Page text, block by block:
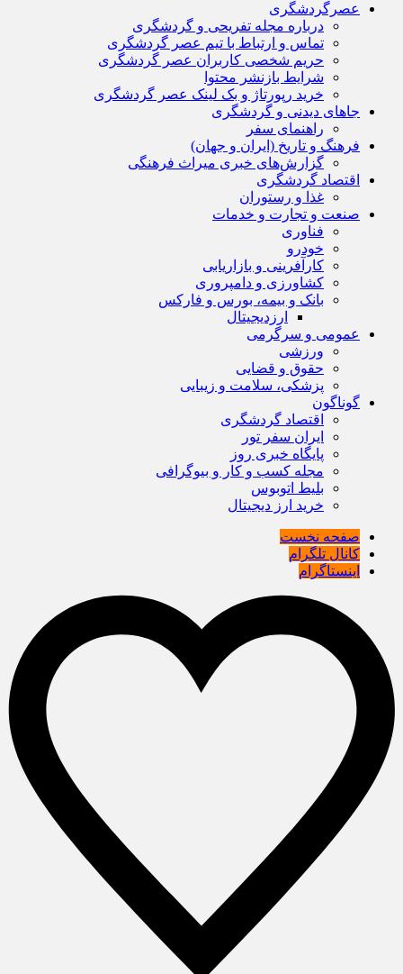
عصرگردشگری
درباره مجله تفریحی و گردشگری
تماس و ارتباط با تیم عصر گردشگری
حریم شخصی کاربران عصر گردشگری
شرایط بازنشر محتوا
خرید رپورتاژ و بک لینک عصر گردشگری
جاهای دیدنی و گردشگری
راهنمای سفر
فرهنگ و تاریخ (ایران و جهان)
گزارش‌های خبری میراث فرهنگی
اقتصاد گردشگری
غذا و رستوران
صنعت و تجارت و خدمات
فناوری
خودرو
کارآفرینی و بازاریابی
کشاورزی و دامپروری
بانک و بیمه، بورس و فارکس
ارزدیجیتال
عمومی و سرگرمی
ورزشی
حقوق و قضایی
پزشکی، سلامت و زیبایی
گوناگون
اقتصاد گردشگری
ایران سفر تور
پایگاه خبری روز
مجله کسب و کار و بیوگرافی
بلیط اتوبوس
خرید ارز دیجیتال
صفحه نخست
کانال تلگرام
اینستاگرام